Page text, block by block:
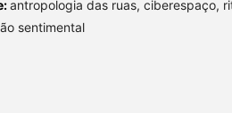
antropologia das ruas, ciberespaço,
sentimental